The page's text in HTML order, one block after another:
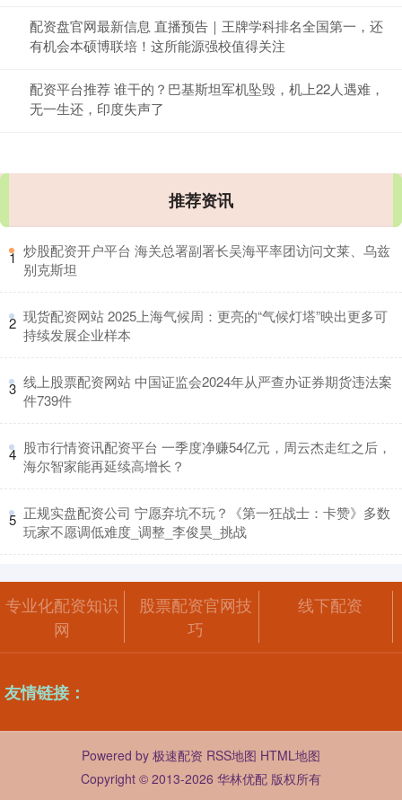
配资盘官网最新信息 直播预告｜王牌学科排名全国第一，还
有机会本硕博联培！这所能源强校值得关注
配资平台推荐 谁干的？巴基斯坦军机坠毁，机上22人遇难，
无一生还，印度失声了
推荐资讯
1 ​炒股配资开户平台 海关总署副署长吴海平率团访问文莱、乌兹
别克斯坦
2 ​现货配资网站 2025上海气候周：更亮的“气候灯塔”映出更多可
持续发展企业样本
3 ​线上股票配资网站 中国证监会2024年从严查办证券期货违法案
件739件
4 ​股市行情资讯配资平台 一季度净赚54亿元，周云杰走红之后，
海尔智家能再延续高增长？
5 ​正规实盘配资公司 宁愿弃坑不玩？《第一狂战士：卡赞》多数
玩家不愿调低难度_调整_李俊昊_挑战
专业化配资知识
网
股票配资官网技
巧
线下配资
友情链接：
Powered by 极速配资 RSS地图 HTML地图
Copyright © 2013-2026 华林优配 版权所有